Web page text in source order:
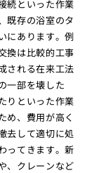
続といった作業
既存の浴室のタ
にあります。例
換は比較的工事
される在来工法
一部を壊した
りといった作業
め、費用が高く
去して適切に処
ってきます。新
、クレーンなど